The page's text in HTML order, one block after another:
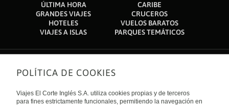
ÚLTIMA HORA
CARIBE
GRANDES VIAJES
CRUCEROS
HOTELES
VUELOS BARATOS
VIAJES A ISLAS
PARQUES TEMÁTICOS
Sobre nosotros
Quiénes somos
Financiación
POLÍTICA DE COOKIES
Viajes El Corte Inglés S.A. utiliza cookies propias y de terceros
para fines estrictamente funcionales, permitiendo la navegación en